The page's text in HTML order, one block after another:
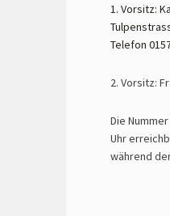
1. Vorsitz:
Telefon
2. Vorsitz:
Die
Uhr
während